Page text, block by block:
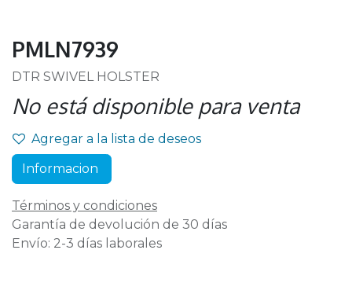
PMLN7939
DTR SWIVEL HOLSTER
No está disponible para venta
Agregar a la lista de deseos
Informacion
Términos y condiciones
Garantía de devolución de 30 días
Envío: 2-3 días laborales